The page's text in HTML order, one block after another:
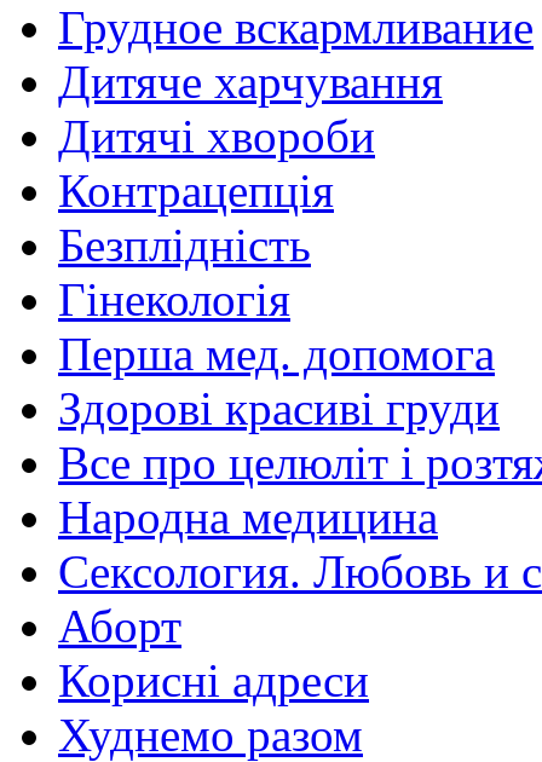
Грудное вскармливание
Дитяче харчування
Дитячі хвороби
Контрацепція
Безплідність
Гінекологія
Перша мед. допомога
Здорові красиві груди
Все про целюліт і
Народна медицина
Сексология. Любовь и
Аборт
Корисні адреси
Худнемо разом